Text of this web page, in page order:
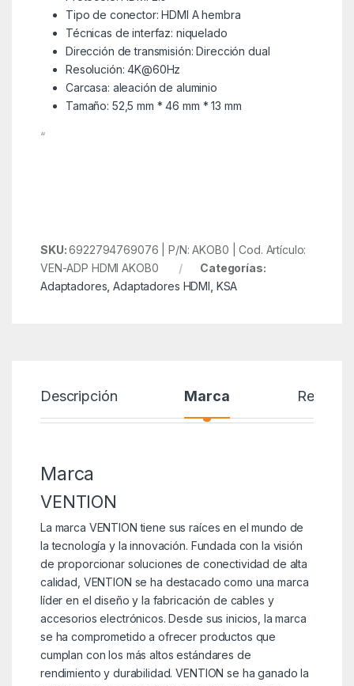
Tipo de conector: HDMI A hembra
Técnicas de interfaz: niquelado
Dirección de transmisión: Dirección dual
Resolución: 4K@60Hz
Carcasa: aleación de aluminio
Tamaño: 52,5 mm * 46 mm * 13 mm
“
SKU:6922794769076 | P/N: AKOB0 | Cod. Artículo:
VEN-ADP HDMI AKOB0
Categorías:
Adaptadores ,Adaptadores HDMI KSA
Descripción Marca Reseñas
Marca
VENTION
La marca VENTION tiene sus raíces en el mundo de
la tecnología y la innovación. Fundada con la visión
de proporcionar soluciones de conectividad de alta
calidad, VENTION se ha destacado como una marca
líder en el diseño y la fabricación de cables y
accesorios electrónicos. Desde sus inicios, la marca
se ha comprometido a ofrecer productos que
cumplan con los más altos estándares de
rendimiento y durabilidad. VENTION se ha ganado la